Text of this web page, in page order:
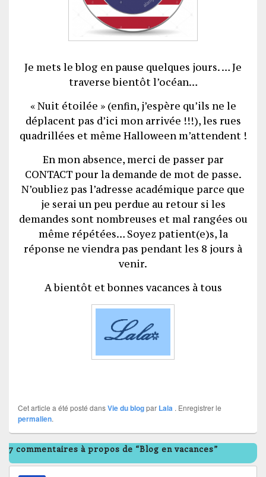
Je mets le blog en pause quelques jours. … Je
traverse bientôt l’océan…
« Nuit étoilée » (enfin, j’espère qu’ils ne le
déplacent pas d’ici mon arrivée !!!), les rues
quadrillées et même Halloween m’attendent !
En mon absence, merci de passer par
CONTACT pour la demande de mot de passe.
N’oubliez pas l’adresse académique parce que
je serai un peu perdue au retour si les
demandes sont nombreuses et mal rangées ou
même répétées… Soyez patient(e)s, la
réponse ne viendra pas pendant les 8 jours à
venir.
A bientôt et bonnes vacances à tous
Cet article a été posté dansVie du blogpar Lala . Enregistrer le
permalien.
7 commentaires à propos de “Blog en vacances”